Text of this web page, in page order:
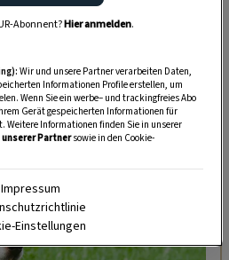
hellblauen Augen geboren
Ihre stolze Haltung und ihr
verleihen ihnen ein
AUCH INTERESSIEREN
Abonnent?Hier anmelden.
Wir und unsere Partner verarbeiten Daten,
Informationen Profile erstellen, um
Wenn Sie ein werbe– und trackingfreies Abo
Gerät gespeicherten Informationen für
Weitere Informationen finden Sie in unserer
Partnersowie in den Cookie-
Impressum
Einstellungen